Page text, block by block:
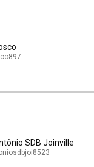
SDB Joinville